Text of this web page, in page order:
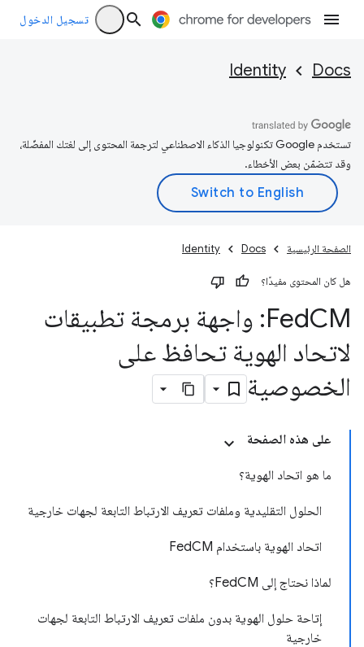
تسجيل الدخول
Docs
Identity
تستخدم Google تكنولوجيا الذكاء الاصطناعي لترجمة المحتوى إلى لغتك المفضّلة،
وقد تتضمّن بعض الأخطاء.
الصفحة الرئيسية Docs
Identity
هل كان المحتوى مفيدًا؟
FedCM: واجهة برمجة تطبيقات
لاتحاد الهوية تحافظ على
الخصوصية
على هذه الصفحة
ما هو اتحاد الهوية؟
الحلول التقليدية وملفات تعريف الارتباط التابعة لجهات خارجية
اتحاد الهوية باستخدام FedCM
لماذا نحتاج إلى FedCM؟
إتاحة حلول الهوية بدون ملفات تعريف الارتباط التابعة لجهات
خارجية